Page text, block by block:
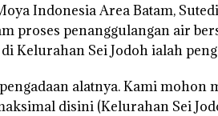
Indonesia Area Batam,
proses penanggulangan air
Kelurahan Sei Jodoh ialah
alatnya. Kami mohon
disini (Kelurahan Sei